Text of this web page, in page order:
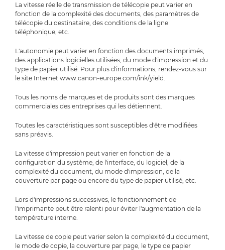
La vitesse réelle de transmission de télécopie peut varier en
fonction de la complexité des documents, des paramètres de
télécopie du destinataire, des conditions de la ligne
téléphonique, etc.
L'autonomie peut varier en fonction des documents imprimés,
des applications logicielles utilisées, du mode d'impression et du
type de papier utilisé. Pour plus d'informations, rendez-vous sur
le site Internet www.canon-europe.com/ink/yield.
Tous les noms de marques et de produits sont des marques
commerciales des entreprises qui les détiennent.
Toutes les caractéristiques sont susceptibles d'être modifiées
sans préavis.
La vitesse d'impression peut varier en fonction de la
configuration du système, de l'interface, du logiciel, de la
complexité du document, du mode d'impression, de la
couverture par page ou encore du type de papier utilisé, etc.
Lors d'impressions successives, le fonctionnement de
l'imprimante peut être ralenti pour éviter l'augmentation de la
température interne.
La vitesse de copie peut varier selon la complexité du document,
le mode de copie, la couverture par page, le type de papier